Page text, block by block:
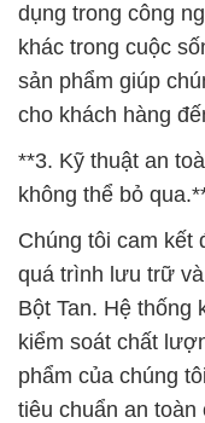
dụng trong công
khác trong cuộc
sản phẩm giúp
cho khách hàng
**3. Kỹ thuật an
không thể bỏ
Chúng tôi cam kết
quá trình lưu trữ
Bột Tan. Hệ thống
kiểm soát chất
phẩm của chúng
tiêu chuẩn an toàn